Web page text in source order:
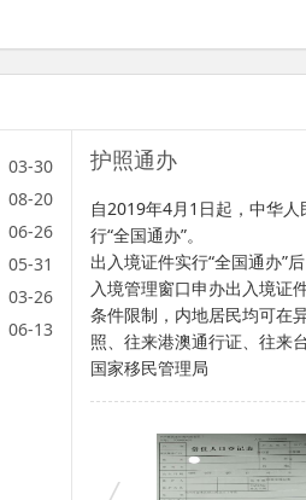
03-30
08-20
06-26
05-31
03-26
06-13
护照通办
自2019年4月1日起，中华
行“全国通办”。
出入境证件实行“全国通办”
入境管理窗口申办出入境证
条件限制，内地居民均可在
照、往来港澳通行证、往来
国家移民管理局